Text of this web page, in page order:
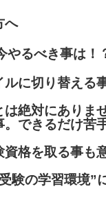
へ
やるべき事は！
に切り替える
絶対にありませ
できるだけ苦
格を取る事も
験の学習環境”